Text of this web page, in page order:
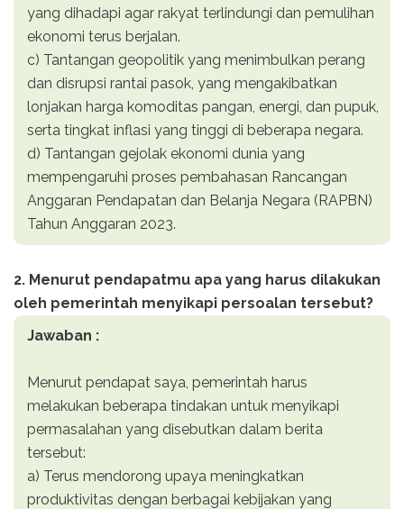
yang dihadapi agar rakyat terlindungi dan pemulihan
ekonomi terus berjalan.
c) Tantangan geopolitik yang menimbulkan perang
dan disrupsi rantai pasok, yang mengakibatkan
lonjakan harga komoditas pangan, energi, dan pupuk,
serta tingkat inflasi yang tinggi di beberapa negara.
d) Tantangan gejolak ekonomi dunia yang
mempengaruhi proses pembahasan Rancangan
Anggaran Pendapatan dan Belanja Negara (RAPBN)
Tahun Anggaran 2023.
2. Menurut pendapatmu apa yang harus dilakukan
oleh pemerintah menyikapi persoalan tersebut?
Jawaban :
Menurut pendapat saya, pemerintah harus
melakukan beberapa tindakan untuk menyikapi
permasalahan yang disebutkan dalam berita
tersebut:
a) Terus mendorong upaya meningkatkan
produktivitas dengan berbagai kebijakan yang